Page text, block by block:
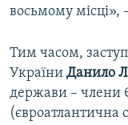
восьмому місці»,
Тим часом,
України Данило
держави – члени
(євроатлантична